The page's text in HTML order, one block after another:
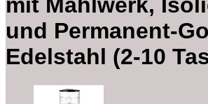
mit Mahlwerk,
und Permanent-
Edelstahl (2-10